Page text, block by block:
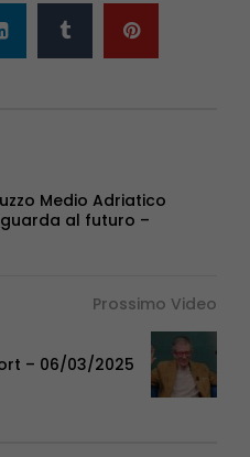
Medio Adriatico
al futuro –
Prossimo Video
– 06/03/2025